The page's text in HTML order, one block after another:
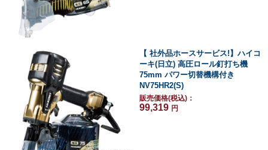
【 社外品ホースサービス!】ハイコ
ーキ(日立) 高圧ロール釘打ち機
75mm パワー切替機構付き
NV75HR2(S)
販売価格(税込)：
99,319 円